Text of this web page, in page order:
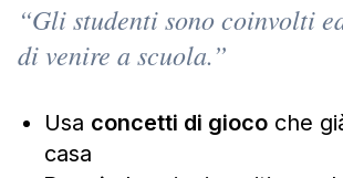
“Gli studenti sono coinvolti
di venire a scuola.”
Usa concetti di gioco che
casa